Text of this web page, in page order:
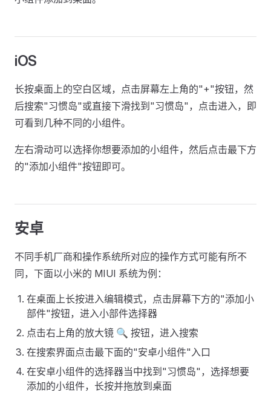
iOS
长按桌面上的空白区域，点击屏幕左上角的"+"按钮，然
后搜索"习惯岛"或直接下滑找到"习惯岛"，点击进入，即
可看到几种不同的小组件。
左右滑动可以选择你想要添加的小组件，然后点击最下方
的"添加小组件"按钮即可。
安卓
不同手机厂商和操作系统所对应的操作方式可能有所不
同，下面以小米的 MIUI 系统为例：
在桌面上长按进入编辑模式，点击屏幕下方的"添加小
部件"按钮，进入小部件选择器
点击右上角的放大镜 🔍 按钮，进入搜索
在搜索界面点击最下面的"安卓小组件"入口
在安卓小组件的选择器当中找到"习惯岛"，选择想要
添加的小组件，长按并拖放到桌面